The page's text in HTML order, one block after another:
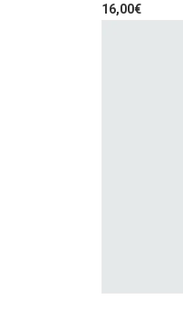
16,00€